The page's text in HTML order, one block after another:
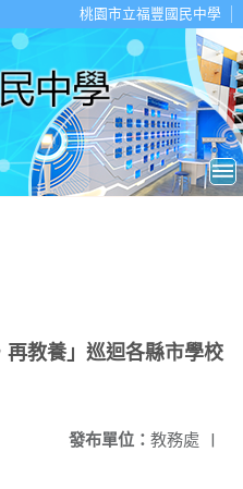
桃園市立福豐國民中學
教養」巡迴各縣市學校
發布單位： 教務處 |